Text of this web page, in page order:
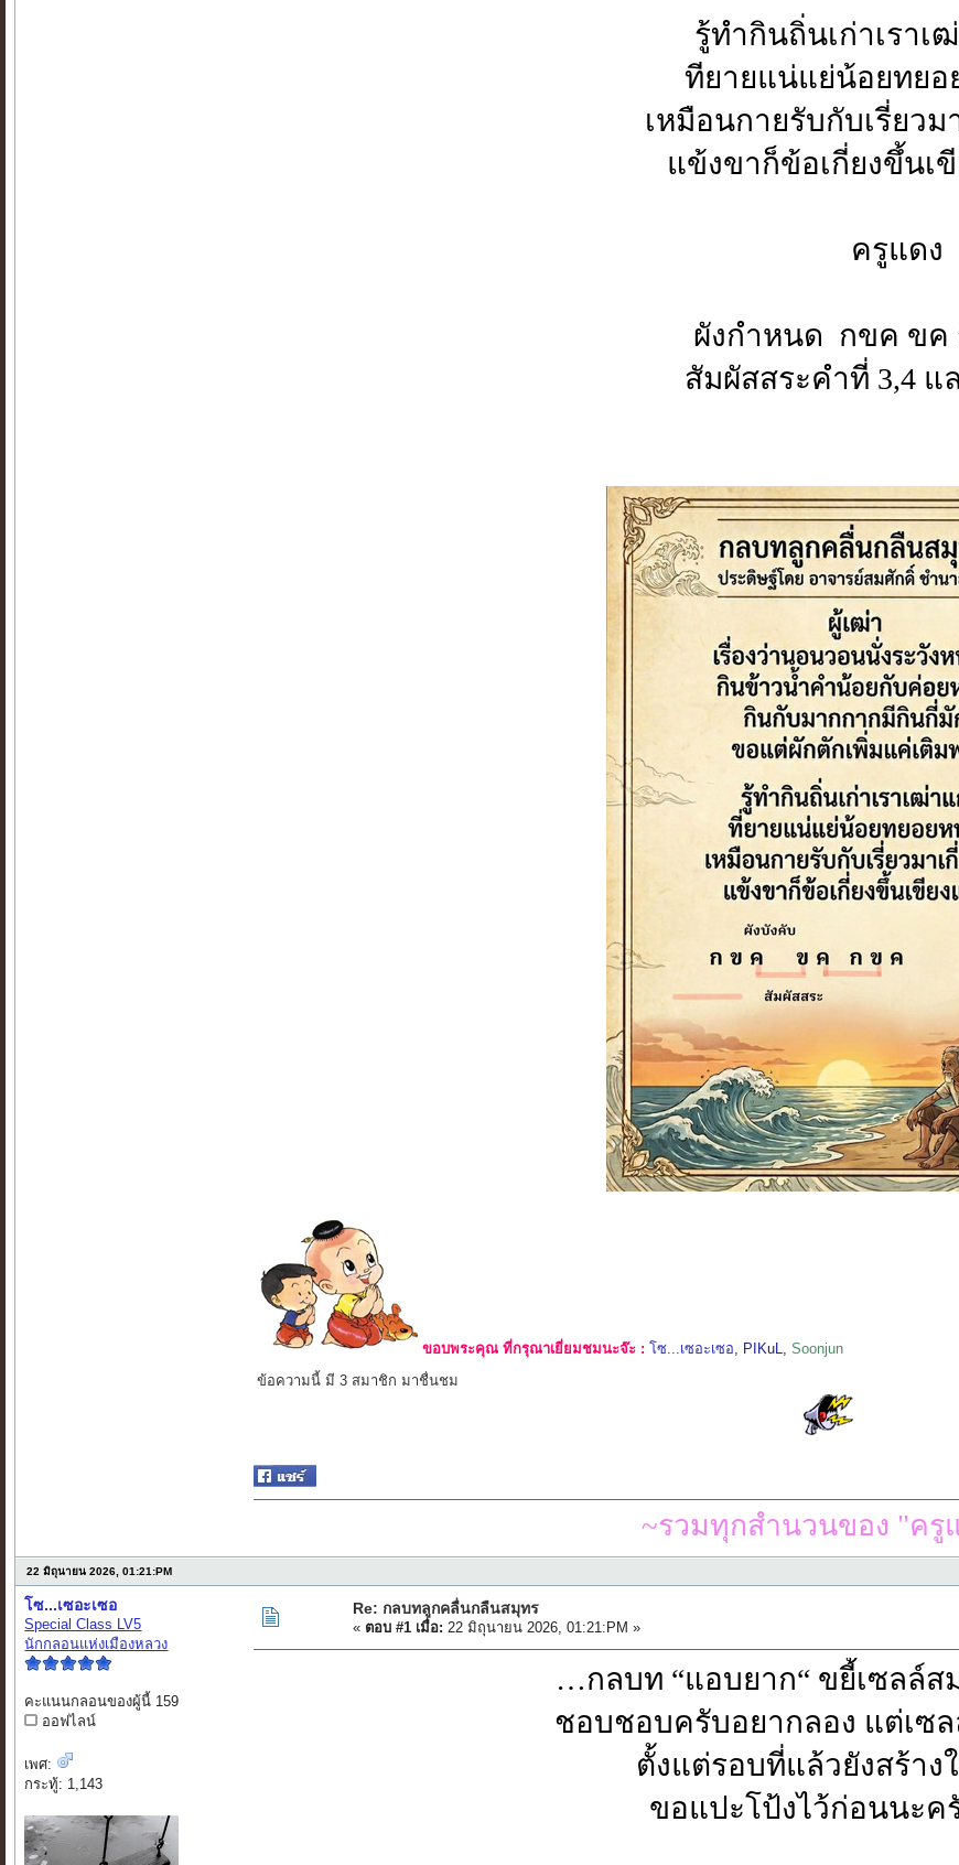
รู้ทำกินถิ่นเก่าเราเ
ทียายแน่แย่น้อยทยอ
เหมือนกายรับกับเรี่ยวม
แข้งขาก็ข้อเกี่ยงขึ้นเ
ครูแดง
ผังกำหนด กขค ขค
สัมผัสสระคำที่ 3,4 แ
ขอบพระคุณ ที่กรุณาเยี่ยมชมนะจ๊ะ : โซ...เซอะเซอ, PIKuL,Soonjun
ข้อความนี้ มี 3 สมาชิก มาชื่นชม
~รวมทุกสำนวนของ "ครู
22 มิถุนายน 2026, 01:21:PM
โซ...เซอะเซอ
Special Class LV5
นักกลอนแห่งเมืองหลวง
คะแนนกลอนของผู้นี้ 159
ออฟไลน์
เพศ:
กระทู้: 1,143
Re: กลบทลูกคลื่นกลืนสมุทร
« ตอบ #1 เมื่อ: 22 มิถุนายน 2026, 01:21:PM »
…กลบท “แอบยาก“ ขยี้เซลล์ส
ชอบชอบครับอยากลอง แต่เซ
ตั้งแต่รอบที่แล้วยังสร้าง
ขอแปะโป้งไว้ก่อนนะค